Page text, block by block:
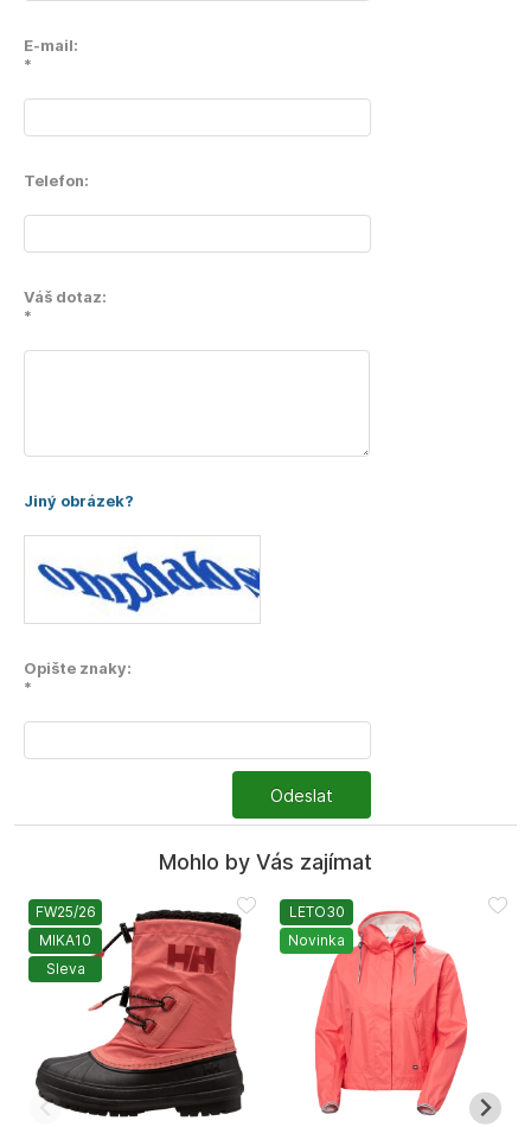
E-mail:
*
Telefon:
Váš dotaz:
*
Jiný obrázek?
Opište znaky:
*
Odeslat
Mohlo by Vás zajímat
FW25/26
MIKA10
Sleva
LETO30
Novinka